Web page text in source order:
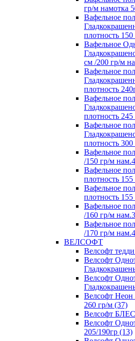
гр/м намотка
Вафельное
плотность
Вафельное
см /200 гр/м
Вафельное
плотность
Вафельное
плотность
Вафельное
плотность
Вафельное
/150 гр/м
Вафельное
плотность
Вафельное
плотность
Вафельное
/160 гр/м
Вафельное
/170 гр/м
ВЕЛСОФТ
Велсофт
Велсофт
Велсофт
Велсофт
260 гр/м (37)
Велсофт
Велсофт
205/190гр (13)